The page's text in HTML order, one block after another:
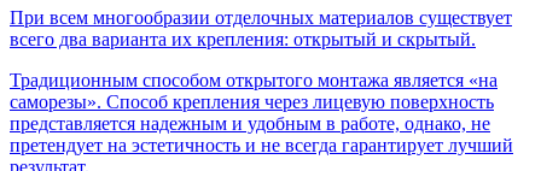
При всем многообразии отделочных материалов существует
всего два варианта их крепления: открытый и скрытый.
Традиционным способом открытого монтажа является «на
саморезы». Способ крепления через лицевую поверхность
представляется надежным и удобным в работе, однако, не
претендует на эстетичность и не всегда гарантирует лучший
результат.